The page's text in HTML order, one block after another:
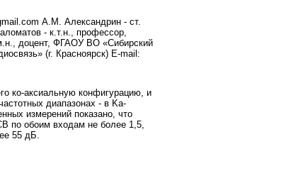
А.М. Александрин - ст.
- к.т.н., профессор,
доцент, ФГАОУ ВО «Сибирский
(г. Красноярск) E-mail:
ко-аксиальную конфигурацию, и
диапазонах - в Ka-
измерений показано, что
по обоим входам не более 1,5,
55 дБ.